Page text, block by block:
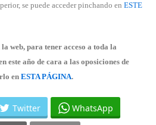
se puede acceder pinchando en ESTE
web, para tener acceso a toda la
este año de cara a las oposiciones de
en ESTA PÁGINA.
Twitter WhatsApp